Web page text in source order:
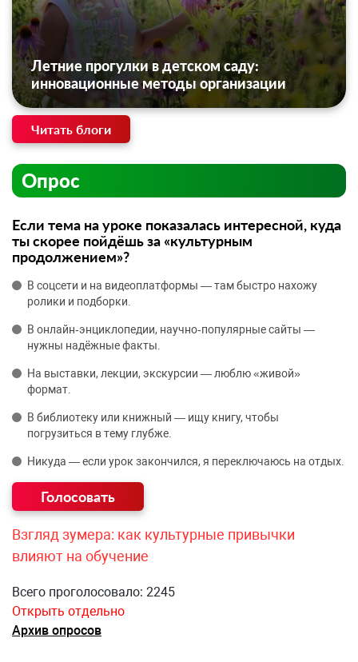
Летние прогулки в детском саду:
инновационные методы организации
Читать блоги
Опрос
Если тема на уроке показалась интересной, куда
ты скорее пойдёшь за «культурным
продолжением»?
В соцсети и на видеоплатформы — там быстро нахожу
ролики и подборки.
В онлайн‑энциклопедии, научно‑популярные сайты —
нужны надёжные факты.
На выставки, лекции, экскурсии — люблю «живой»
формат.
В библиотеку или книжный — ищу книгу, чтобы
погрузиться в тему глубже.
Никуда — если урок закончился, я переключаюсь на отдых.
Взгляд зумера: как культурные привычки
влияют на обучение
Всего проголосовало: 2245
Открыть отдельно
Архив опросов